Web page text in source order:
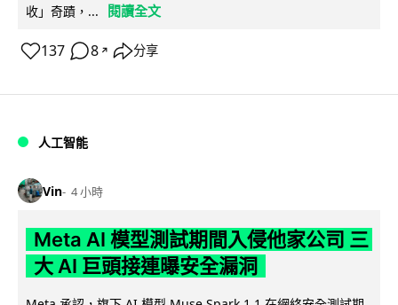
收」奇蹟，...
閱讀全文
137 8 ↗ 分享
人工智能
Vin 4 小時
Meta AI 模型測試期間入侵他家公司 三
大 AI 巨頭接連曝安全漏洞